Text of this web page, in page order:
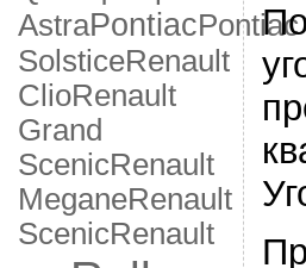
AstraPontiacPontiac
SolsticeRenault
ClioRenault
Grand
ScenicRenault
MeganeRenault
ScenicRenault